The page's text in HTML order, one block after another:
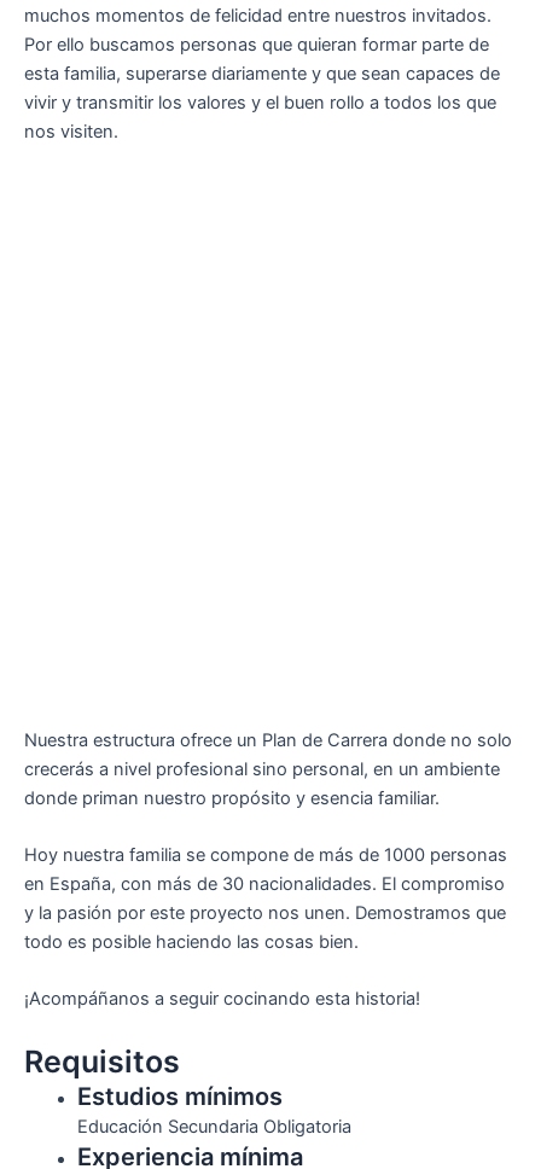
muchos momentos de felicidad entre nuestros invitados.
Por ello buscamos personas que quieran formar parte de
esta familia, superarse diariamente y que sean capaces de
vivir y transmitir los valores y el buen rollo a todos los que
nos visiten.
Nuestra estructura ofrece un Plan de Carrera donde no solo
crecerás a nivel profesional sino personal, en un ambiente
donde priman nuestro propósito y esencia familiar.
Hoy nuestra familia se compone de más de 1000 personas
en España, con más de 30 nacionalidades. El compromiso
y la pasión por este proyecto nos unen. Demostramos que
todo es posible haciendo las cosas bien.
¡Acompáñanos a seguir cocinando esta historia!
Requisitos
Estudios mínimos
Educación Secundaria Obligatoria
Experiencia mínima